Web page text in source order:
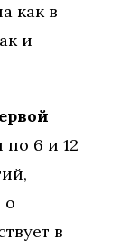
как в
и
по 6 и 12
о
в